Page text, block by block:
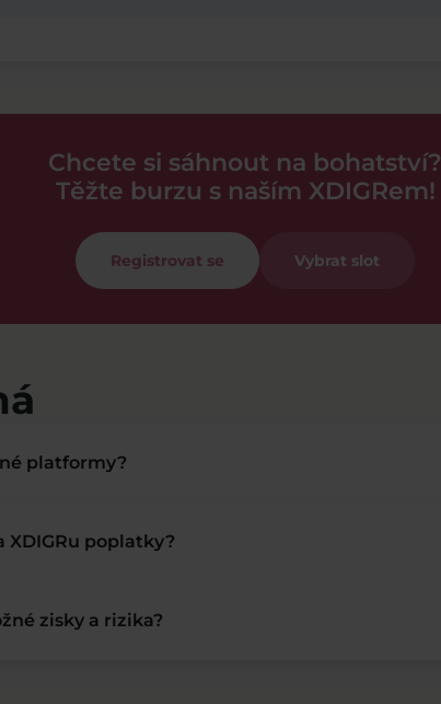
Chcete si sáhnout na bohatství?
Těžte burzu s naším XDIGRem!
Registrovat se Vybrat slot
platformy?
XDIGRu poplatky?
zisky a rizika?